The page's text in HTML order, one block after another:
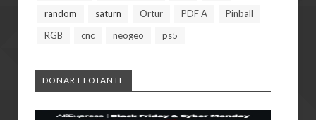
random
saturn Ortur PDF A
Pinball
RGB
cnc neogeo ps5
DONAR FLOTANTE